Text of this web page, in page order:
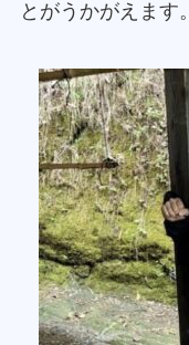
とがうかがえます。